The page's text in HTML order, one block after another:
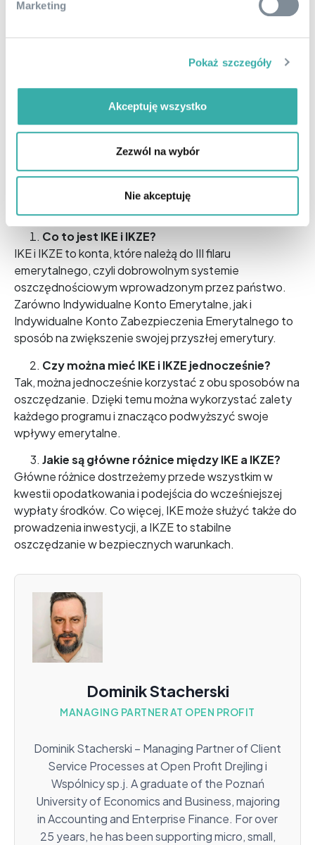
Marketing
Pokaż szczegóły
Akceptuję wszystko
Zezwól na wybór
Nie akceptuję
inwestycji kapitału.
Wiele osób zastanawia się, czy można mieć IKE i IKZE
korzystać z tych dwóch form oszczędzania w jednym
czasie. Takie rozwiązanie sprawia, że znacząco
podwyższasz swoją przyszłą emeryturę i zapewniasz
FAQ – najczęściej zadawane
pytania o IKE i IKZE
Co to jest IKE i IKZE?
IKE i IKZE to konta, które należą do III filaru
emerytalnego, czyli dobrowolnym systemie
oszczędnościowym wprowadzonym przez państwo.
Zarówno Indywidualne Konto Emerytalne, jak i
Indywidualne Konto Zabezpieczenia Emerytalnego to
sposób na zwiększenie swojej przyszłej emerytury.
Czy można mieć IKE i IKZE jednocześnie?
Tak, można jednocześnie korzystać z obu sposobów na
oszczędzanie. Dzięki temu można wykorzystać zalety
każdego programu i znacząco podwyższyć swoje
wpływy emerytalne.
Jakie są główne różnice między IKE a IKZE?
Główne różnice dostrzeżemy przede wszystkim w
kwestii opodatkowania i podejścia do wcześniejszej
wypłaty środków. Co więcej, IKE może służyć także do
prowadzenia inwestycji, a IKZE to stabilne
oszczędzanie w bezpiecznych warunkach.
Dominik Stacherski
MANAGING PARTNER AT OPEN PROFIT
Dominik Stacherski – Managing Partner of Client
Service Processes at Open Profit Drejling i
Wspólnicy sp.j. A graduate of the Poznań
University of Economics and Business, majoring
in Accounting and Enterprise Finance. For over
25 years, he has been supporting micro, small,